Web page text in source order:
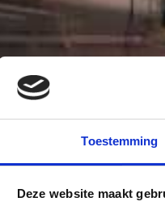
Toestemming
Deze website maakt